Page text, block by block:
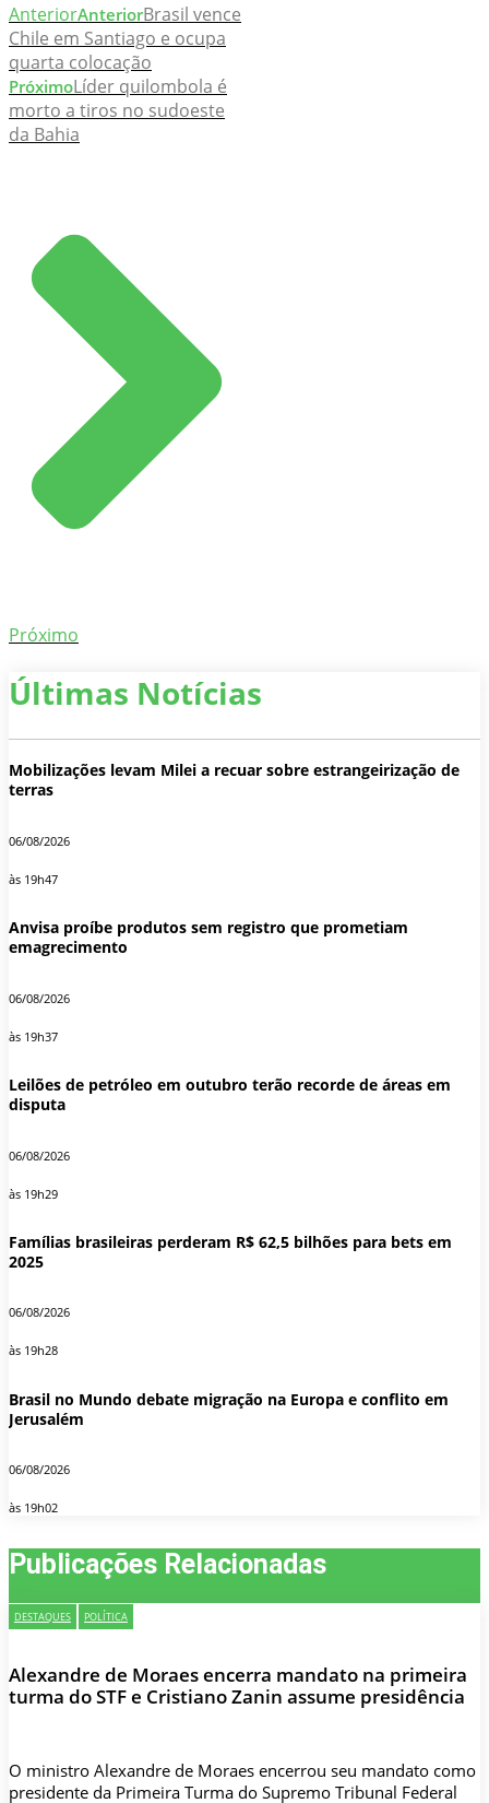
AnteriorAnteriorBrasil vence
Chile em Santiago e ocupa
quarta colocação
PróximoLíder quilombola é
morto a tiros no sudoeste
da Bahia
Próximo
Últimas Notícias
Mobilizações levam Milei a recuar sobre estrangeirização de
terras
06/08/2026
às 19h47
Anvisa proíbe produtos sem registro que prometiam
emagrecimento
06/08/2026
às 19h37
Leilões de petróleo em outubro terão recorde de áreas em
disputa
06/08/2026
às 19h29
Famílias brasileiras perderam R$ 62,5 bilhões para bets em
2025
06/08/2026
às 19h28
Brasil no Mundo debate migração na Europa e conflito em
Jerusalém
06/08/2026
às 19h02
Publicações Relacionadas
DESTAQUES POLÍTICA
Alexandre de Moraes encerra mandato na primeira
turma do STF e Cristiano Zanin assume presidência
O ministro Alexandre de Moraes encerrou seu mandato como
presidente da Primeira Turma do Supremo Tribunal Federal